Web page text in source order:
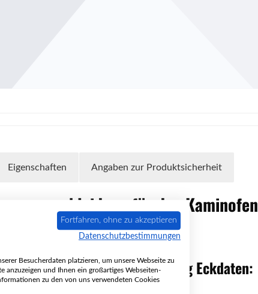
Eigenschaften Angaben zur Produktsicherheit
für den Kaminofen
302.15FeuerraumauskleidungEckdaten:
Fortfahren, ohne zu akzeptieren
Datenschutzbestimmungen
Besucherdaten platzieren, um unsere Webseite zu
anzuzeigen und Ihnen ein großartiges Webseiten-
zu den von uns verwendeten Cookies